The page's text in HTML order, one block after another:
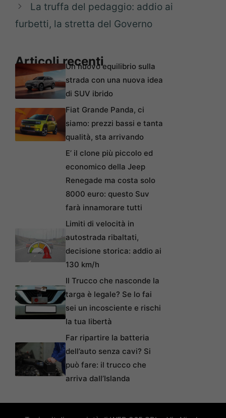
La truffa del pedaggio: addio ai
furbetti, la stretta del Governo
Articoli recentiUn nuovo equilibrio sulla
strada con una nuova idea
di SUV ibrido
Fiat Grande Panda, ci
siamo: prezzi bassi e tanta
qualità, sta arrivando
E’ il clone più piccolo ed
economico della Jeep
Renegade ma costa solo
8000 euro: questo Suv
farà innamorare tutti
Limiti di velocità in
autostrada ribaltati,
decisione storica: addio ai
130 km/h
Il Trucco che nasconde la
targa è legale? Se lo fai
sei un incosciente e rischi
la tua libertà
Far ripartire la batteria
dell’auto senza cavi? Si
può fare: il trucco che
arriva dall’Islanda